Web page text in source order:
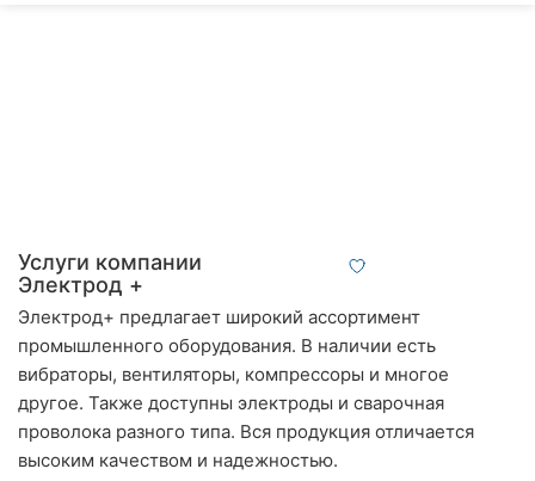
города:
Винница
Житомир
Тернополь
Хмельницкий
Услуги компании
Электрод +
Электрод+ предлагает широкий ассортимент
промышленного оборудования. В наличии есть
вибраторы, вентиляторы, компрессоры и многое
другое. Также доступны электроды и сварочная
проволока разного типа. Вся продукция отличается
высоким качеством и надежностью.